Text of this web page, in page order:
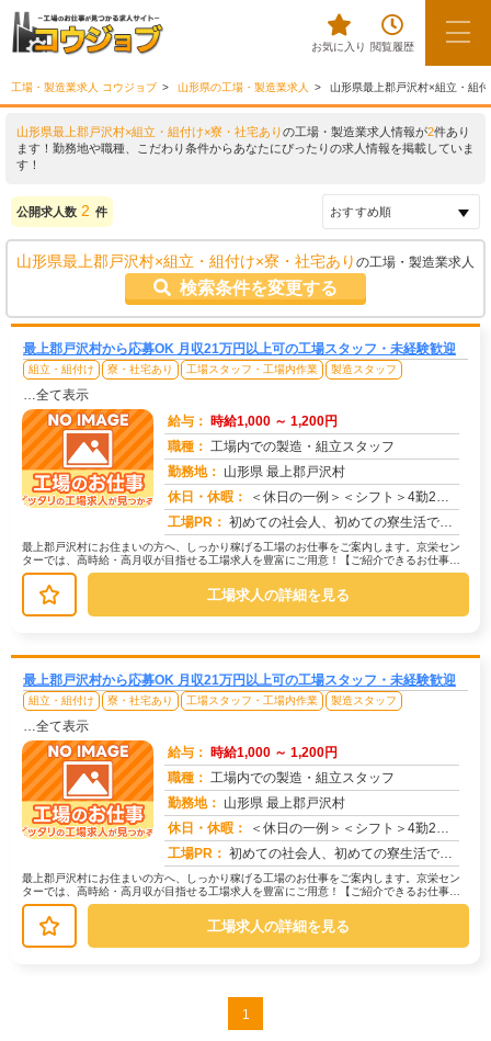
お気に入り 閲覧履歴
工場・製造業求人 コウジョブ 山形県の工場・製造業求人 山形県最上郡戸沢村×組立・組
山形県最上郡戸沢村×組立・組付け×寮・社宅ありの工場・製造業求人情報が2件あり
ます！勤務地や職種、こだわり条件からあなたにぴったりの求人情報を掲載していま
す！
公開求人数 2 件
山形県最上郡戸沢村×組立・組付け×寮・社宅あり の工場・製造業求人
検索条件を変更する
最上郡戸沢村から応募OK 月収21万円以上可の工場スタッフ・未経験歓迎
組立・組付け 寮・社宅あり 工場スタッフ・工場内作業 製造スタッフ
…全て表示
給与： 時給1,000 ～ 1,200円
職種： 工場内での製造・組立スタッフ
勤務地： 山形県 最上郡戸沢村
休日・休暇：
＜休日の一例＞＜シフト＞4勤2休＜休日＞工場カレンダーによる★長期休暇あり★有給休暇あり※配属先により休日・勤務形...
工場PR： 初めての社会人、初めての寮生活でも安心！☆家具付き寮で初期費用0円！テレビ、エアコン、冷蔵庫など生活に必要な家電が...
最上郡戸沢村にお住まいの方へ、しっかり稼げる工場のお仕事をご案内します。京栄セン
ターでは、高時給・高月収が目指せる工場求人を豊富にご用意！【ご紹介できるお仕事の
一例】◇ 製造ラインでの組立・加工...
工場求人の詳細を見る
最上郡戸沢村から応募OK 月収21万円以上可の工場スタッフ・未経験歓迎
組立・組付け 寮・社宅あり 工場スタッフ・工場内作業 製造スタッフ
…全て表示
給与： 時給1,000 ～ 1,200円
職種： 工場内での製造・組立スタッフ
勤務地： 山形県 最上郡戸沢村
休日・休暇：
＜休日の一例＞＜シフト＞4勤2休＜休日＞工場カレンダーによる★長期休暇あり★有給休暇あり※配属先により休日・勤務形...
工場PR： 初めての社会人、初めての寮生活でも安心！☆家具付き寮で初期費用0円！テレビ、エアコン、冷蔵庫など生活に必要な家電が...
最上郡戸沢村にお住まいの方へ、しっかり稼げる工場のお仕事をご案内します。京栄セン
ターでは、高時給・高月収が目指せる工場求人を豊富にご用意！【ご紹介できるお仕事の
一例】◇ 製造ラインでの組立・加工...
工場求人の詳細を見る
1